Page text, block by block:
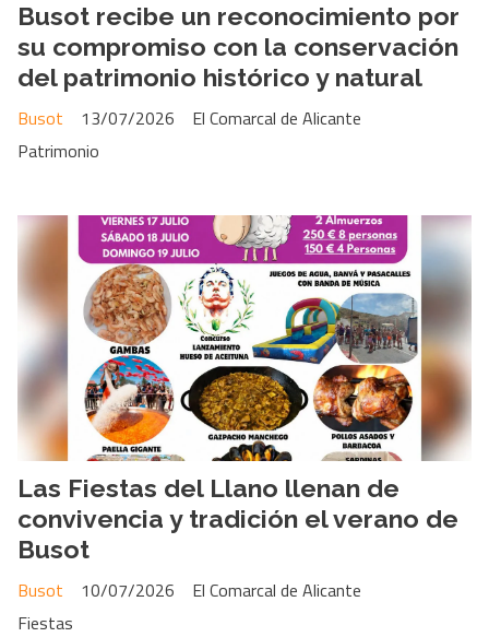
Busot recibe un reconocimiento por
su compromiso con la conservación
del patrimonio histórico y natural
El Comarcal de Alicante
Busot
13/07/2026
Patrimonio
Las Fiestas del Llano llenan de
convivencia y tradición el verano de
Busot
El Comarcal de Alicante
Busot
10/07/2026
Fiestas